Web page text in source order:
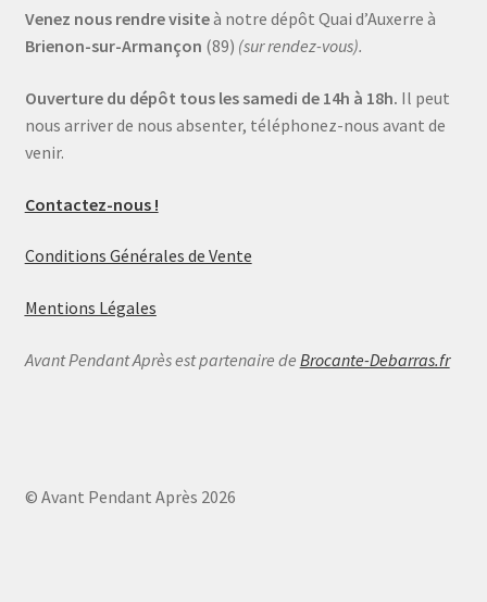
Venez nous rendre visiteà notre dépôt Quai d’Auxerre à
Brienon-sur-Armançon (89) (sur rendez-vous).
Ouverture du dépôt tous les samedi de 14h à 18h. Il peut
nous arriver de nous absenter, téléphonez-nous avant de
venir.
Contactez-nous !
Conditions Générales de Vente
Mentions Légales
Avant Pendant Après est partenaire de Brocante-Debarras.fr
© Avant Pendant Après 2026